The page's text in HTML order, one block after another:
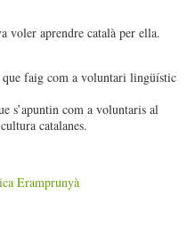
voler aprendre català per ella.
que faig com a voluntari lingüístic
s’apuntin com a voluntaris al
catalanes.
Eramprunyà